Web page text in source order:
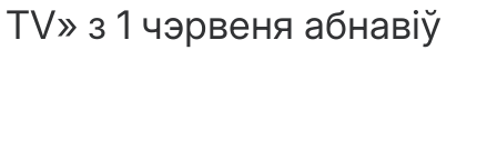
з 1 чэрвеня абнавіў